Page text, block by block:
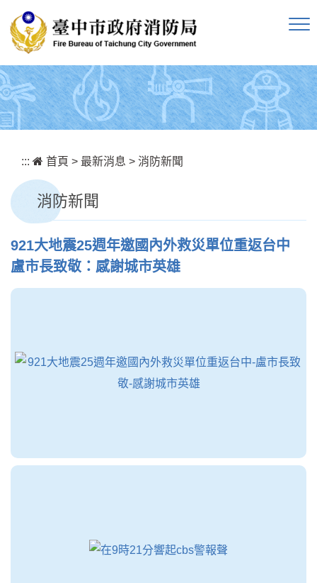
::: 首頁 > 最新消息 > 消防新聞
消防新聞
921大地震25週年邀國內外救災單位重返台中
盧市長致敬：感謝城市英雄